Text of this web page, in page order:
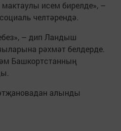
мактаулы исем бирелде», –
челтәрендә.
– дип Ландыш
рәхмәт белдерде.
Башкортстанның
алынды